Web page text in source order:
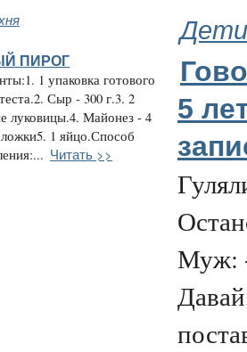
ПИРОГ
1 упаковка готового
Сыр - 300 г.3. 2
луковицы.4. Майонез - 4
1 яйцо.Способ
Читать >>
5
Муж: